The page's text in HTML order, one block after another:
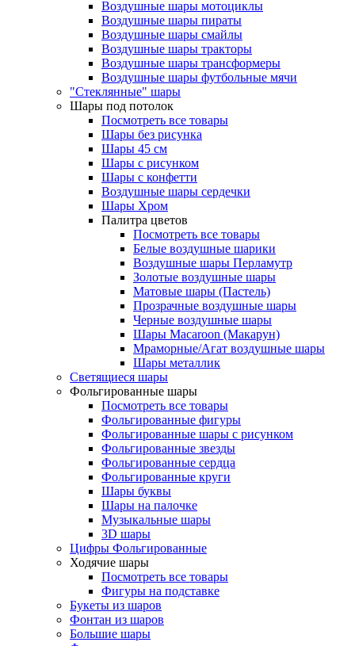
Воздушные шары мотоциклы
Воздушные шары пираты
Воздушные шары смайлы
Воздушные шары тракторы
Воздушные шары трансформеры
Воздушные шары футбольные мячи
"Стеклянные" шары
Шары под потолок
Посмотреть все товары
Шары без рисунка
Шары 45 см
Шары с рисунком
Шары с конфетти
Воздушные шары сердечки
Шары Хром
Палитра цветов
Посмотреть все товары
Белые воздушные шарики
Воздушные шары Перламутр
Золотые воздушные шары
Матовые шары (Пастель)
Прозрачные воздушные шары
Черные воздушные шары
Шары Macaroon (Макарун)
Мраморные/Агат воздушные шары
Шары металлик
Светящиеся шары
Фольгированные шары
Посмотреть все товары
Фольгированные фигуры
Фольгированные шары с рисунком
Фольгированные звезды
Фольгированные сердца
Фольгированные круги
Шары буквы
Шары на палочке
Музыкальные шары
3D шары
Цифры Фольгированные
Ходячие шары
Посмотреть все товары
Фигуры на подставке
Букеты из шаров
Фонтан из шаров
Большие шары